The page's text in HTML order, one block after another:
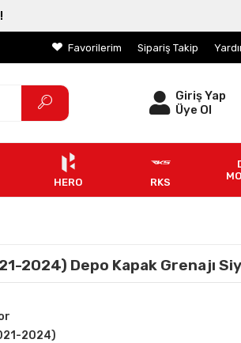
Favorilerim Sipariş Takip
Giriş Yap
Üye Ol
HERO RKS
2024) Depo Kapak Grenajı
2024)